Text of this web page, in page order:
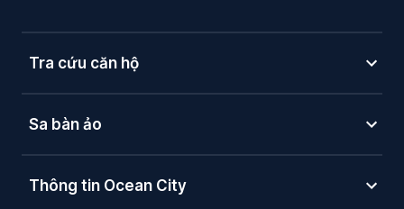
Tra cứu căn hộ
Sa bàn ảo
Thông tin Ocean City